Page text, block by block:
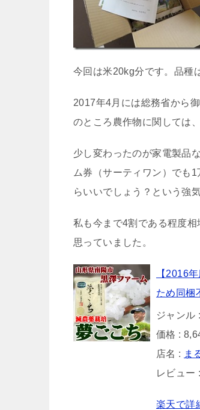
今回は米20kg分です。品種
2017年4月には総務省から
のところ農作物に関しては
少し変わったのが家電製品
ム券（サーティワン）でも
らいいでしょう？という強
私も今まで4割である程度
思っていました。
【2016
ため同梱
ジャンル :
価格 :
店名 : ま
レビュー
楽天で詳